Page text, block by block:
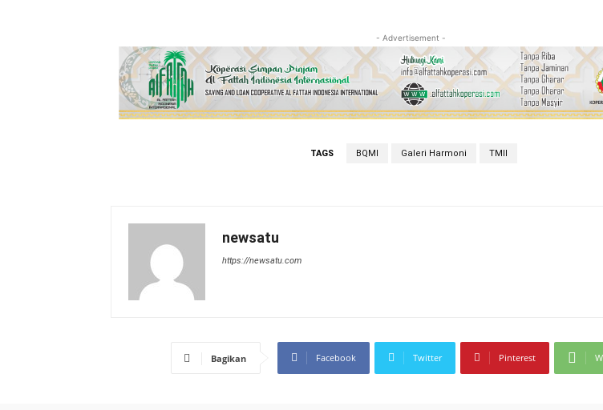
- Advertisement -
TAGS BQMI Galeri Harmoni TMII
newsatu
https://newsatu.com
Bagikan Facebook Twitter Pinterest